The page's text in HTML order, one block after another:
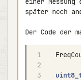
später noch
Der Code der
1
2
3